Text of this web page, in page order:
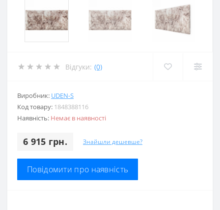
Відгуки: (0)
Виробник: UDEN-S
Код товару: 1848388116
Наявність: Немає в наявності
6 915 грн. Знайшли дешевше?
Повідомити про наявність